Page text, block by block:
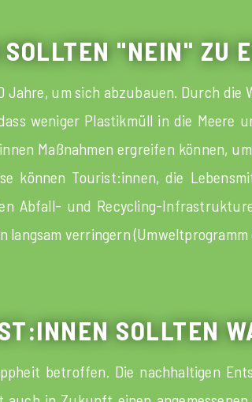
"NEIN" ZU
um sich abzubauen. Durch
weniger Plastikmüll in die Meere
Maßnahmen ergreifen können,
können Tourist:innen, die
Abfall- und Recycling-
verringern (Umweltprogramm
SOLLTEN
betroffen. Die nachhaltigen